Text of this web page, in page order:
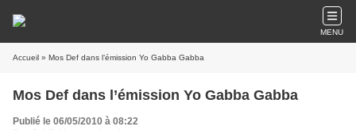
MENU
Accueil » Mos Def dans l’émission Yo Gabba Gabba
Mos Def dans l’émission Yo Gabba Gabba
Publié le 06/05/2010 à 08:22